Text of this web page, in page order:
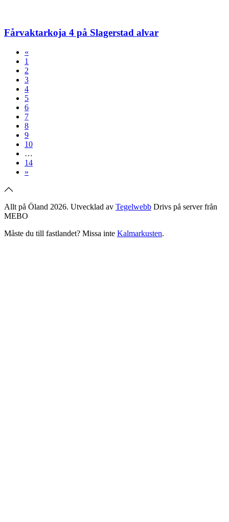
Fårvaktarkoja 4 på Slagerstad alvar
«
1
2
3
4
5
6
7
8
9
10
…
14
»
Allt på Öland 2026. Utvecklad av Tegelwebb Drivs på server från
MEBO
Måste du till fastlandet? Missa inte Kalmarkusten.